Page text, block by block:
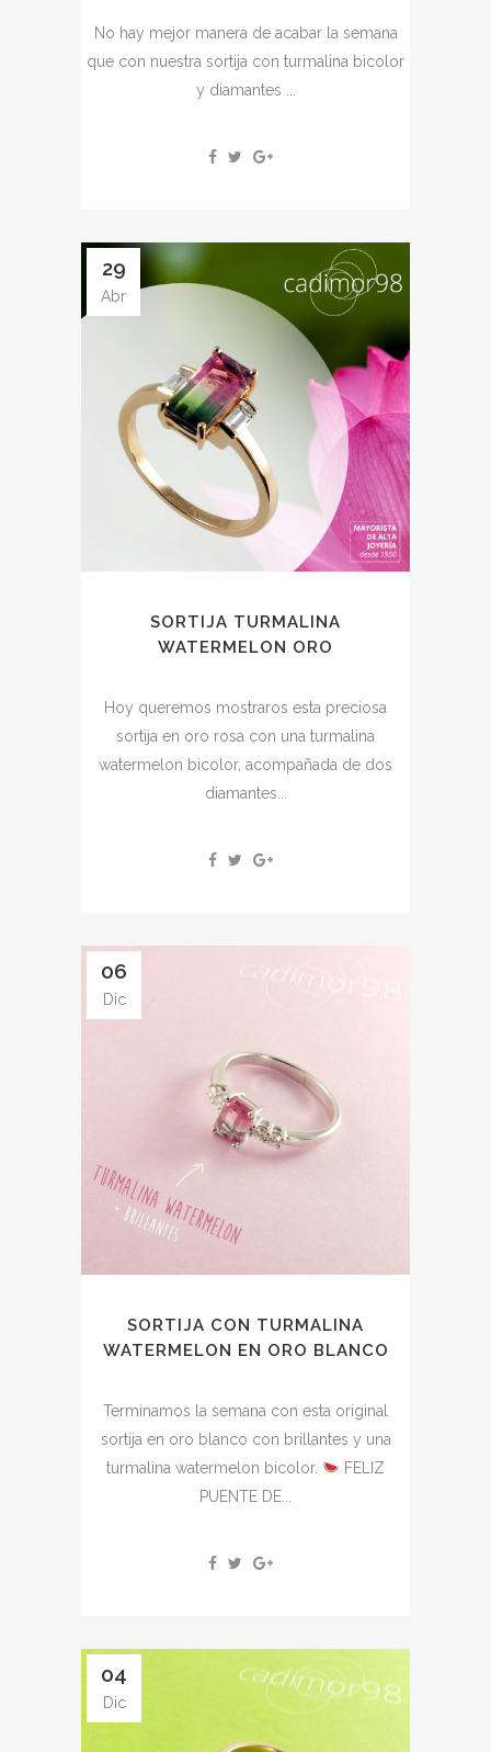
No hay mejor manera de acabar la semana
que con nuestra sortija con turmalina bicolor
y diamantes ...
29
Abr
SORTIJA TURMALINA
WATERMELON ORO
Hoy queremos mostraros esta preciosa
sortija en oro rosa con una turmalina
watermelon bicolor, acompañada de dos
diamantes...
06
Dic
SORTIJA CON TURMALINA
WATERMELON EN ORO BLANCO
Terminamos la semana con esta original
sortija en oro blanco con brillantes y una
turmalina watermelon bicolor.
FELIZ
PUENTE DE...
04
Dic